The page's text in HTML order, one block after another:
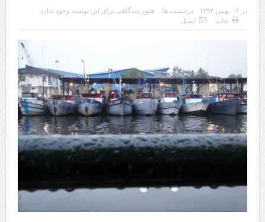
چابهار، جایی که دریا به زندگی سلام می‌کند
طرز تهیه خورش خلال کرمانشاهی +نکات و فوت وفن‌ها
قدردانی وزیر میراث فرهنگی، گردشگری و صنایع دستی از استاندار اردبیل
استاندار اردبیل در دیدار دبیر شورای‌عالی مناطق آزاد و ویژه اقتصادی:
راه‌اندازی کامل منطقه آزاد اردبیل-بیله‌سوار و منطقه ویژه اقتصادی نمین تسریع
شود
تخصیص ۳۰۰میلیارد تومان برای تکمیل بزرگراه اردبیل-سرچم
در ۰۷ بهمن ۱۳۹۴ برچسب ها:
هنوز دیدگاهی برای این نوشته وجود ندارد
چاپ
ایمیل